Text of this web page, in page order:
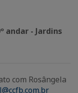
andar - Jardins
com Rosângela